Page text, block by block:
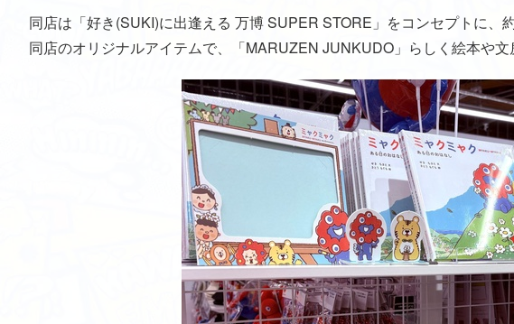
同店は「好き(SUKI)に出逢える 万博 SUPER STORE」をコンセプトに
同店のオリジナルアイテムで、「MARUZEN JUNKUDO」らしく絵本や文